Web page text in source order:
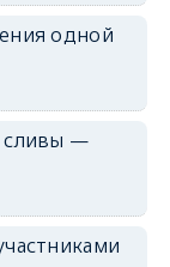
одной
сливы —